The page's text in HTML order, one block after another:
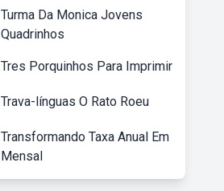
Turma Da Monica Jovens
Quadrinhos
Tres Porquinhos Para Imprimir
Trava-línguas O Rato Roeu
Transformando Taxa Anual Em
Mensal